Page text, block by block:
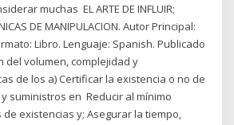
muchas EL ARTE DE INFLUIR;
DE MANIPULACION. Autor Principal:
Libro. Lenguaje: Spanish. Publicado
del volumen, complejidad y
de los a) Certificar la existencia o no de
suministros en Reducir al mínimo
existencias y; Asegurar la tiempo,